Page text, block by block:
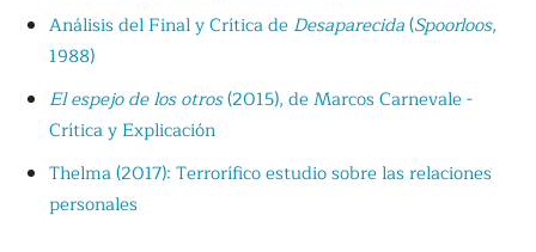
Análisis del Final y Crítica de Desaparecida(Spoorloos,
1988)
El espejo de los otros(2015), de Marcos Carnevale -
Crítica y Explicación
Thelma (2017): Terrorífico estudio sobre las relaciones
personales